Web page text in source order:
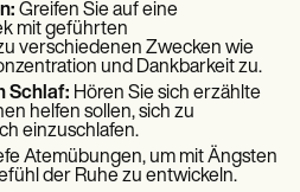
Greifen Sie auf eine
mit geführten
verschiedenen Zwecken wie
und Dankbarkeit zu.
Schlaf: Hören Sie sich erzählte
helfen sollen, sich zu
einzuschlafen.
Atemübungen, um mit Ängsten
der Ruhe zu entwickeln.